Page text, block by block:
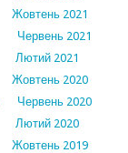
Жовтень 2021
Червень 2021
Лютий 2021
Жовтень 2020
Червень 2020
Лютий 2020
Жовтень 2019